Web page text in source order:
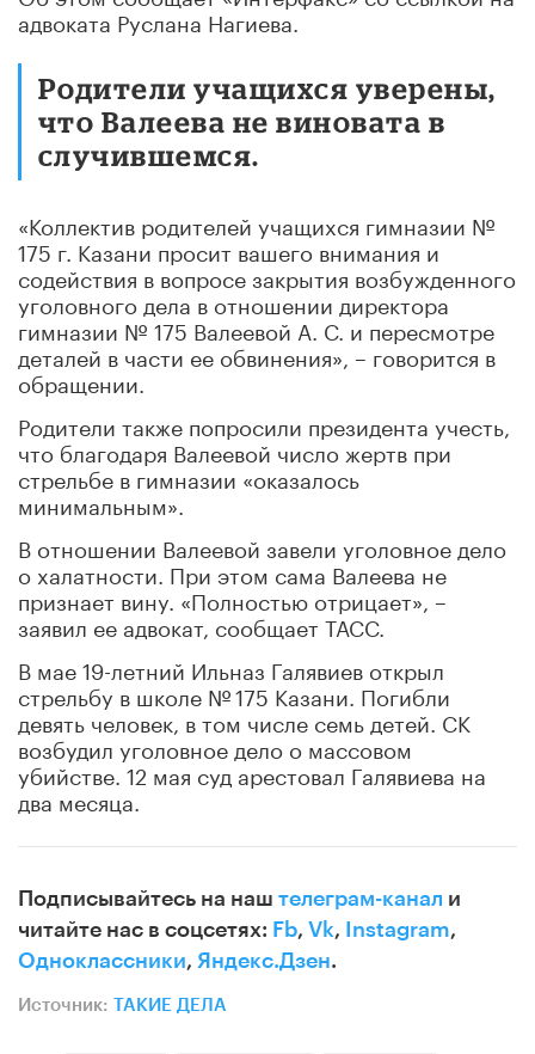
адвоката Руслана Нагиева.
Родители учащихся уверены,
что Валеева не виновата в
случившемся.
«Коллектив родителей учащихся гимназии №
175 г. Казани просит вашего внимания и
содействия в вопросе закрытия возбужденного
уголовного дела в отношении директора
гимназии № 175 Валеевой А. С. и пересмотре
деталей в части ее обвинения», – говорится в
обращении.
Родители также попросили президента учесть,
что благодаря Валеевой число жертв при
стрельбе в гимназии «оказалось
минимальным».
В отношении Валеевой завели уголовное дело
о халатности . При этом сама Валеева не
признает вину. «Полностью отрицает», –
заявил ее адвокат, сообщает ТАСС.
В мае 19-летний Ильназ Галявиев открыл
стрельбу в школе № 175 Казани. Погибли
девять человек, в том числе семь детей. СК
возбудил уголовное дело о массовом
убийстве. 12 мая суд арестовал Галявиева на
два месяца.
Подписывайтесь на наш телеграм-канал и
читайте нас в соцсетях: Fb, Vk, Instagram,
Одноклассники, Яндекс.Дзен.
Источник: ТАКИЕ ДЕЛА